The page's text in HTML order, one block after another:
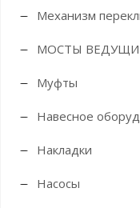
Механизм
МОСТЫ
Муфты
Навесное
Накладки
Насосы